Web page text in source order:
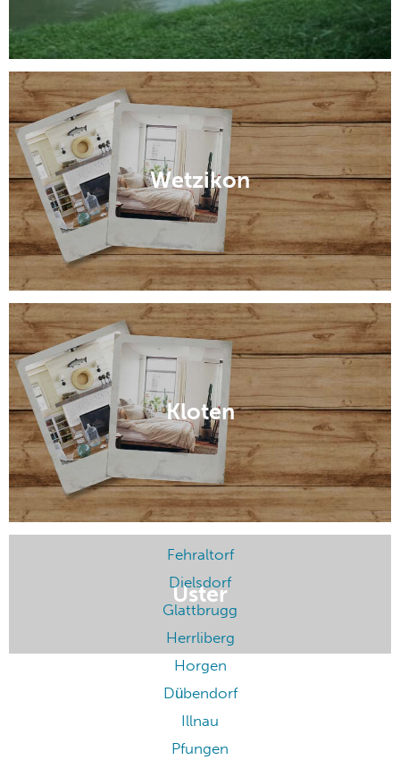
Wetzikon
Kloten
Uster
Fehraltorf
Dielsdorf
Glattbrugg
Herrliberg
Horgen
Dübendorf
Illnau
Pfungen